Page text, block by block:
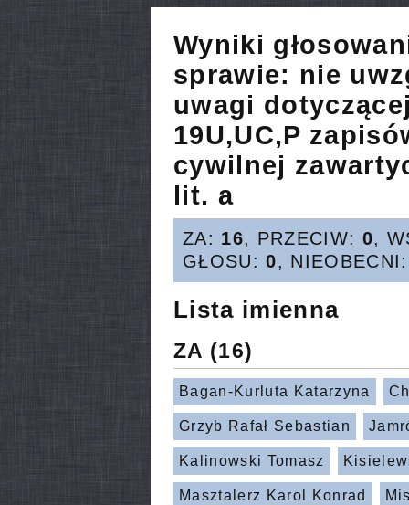
Wyniki
sprawie: nie
uwagi
19U,UC,P
cywilnej
lit. a
ZA: 16, PRZECIW: 0,
GŁOSU:0,
Lista imienna
ZA (16)
Bagan-Kurluta Katarzyna
Grzyb Rafał Sebastian
Kalinowski Tomasz
Masztalerz Karol Konrad